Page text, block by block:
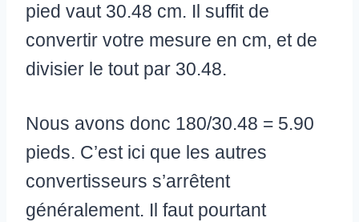
pied vaut 30.48 cm. Il suffit de
convertir votre mesure en cm, et de
divisier le tout par 30.48.
Nous avons donc 180/30.48 = 5.90
pieds. C’est ici que les autres
convertisseurs s’arrêtent
généralement. Il faut pourtant